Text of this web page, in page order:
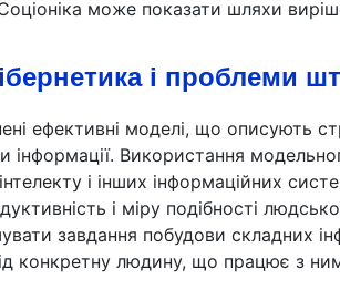
може показати шляхи
і проблеми
ефективні моделі, що описують
інформації. Використання
і інших інформаційних
і міру подібності
завдання побудови складних
конкретну людину, що працює з